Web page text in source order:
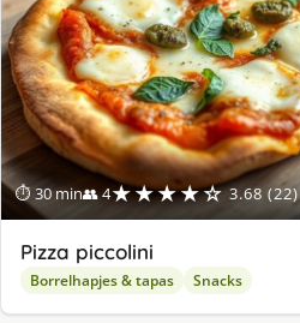
⏱ 30 min👥 4★★★★☆ 3.68 (22)
Pizza piccolini
Borrelhapjes & tapas Snacks